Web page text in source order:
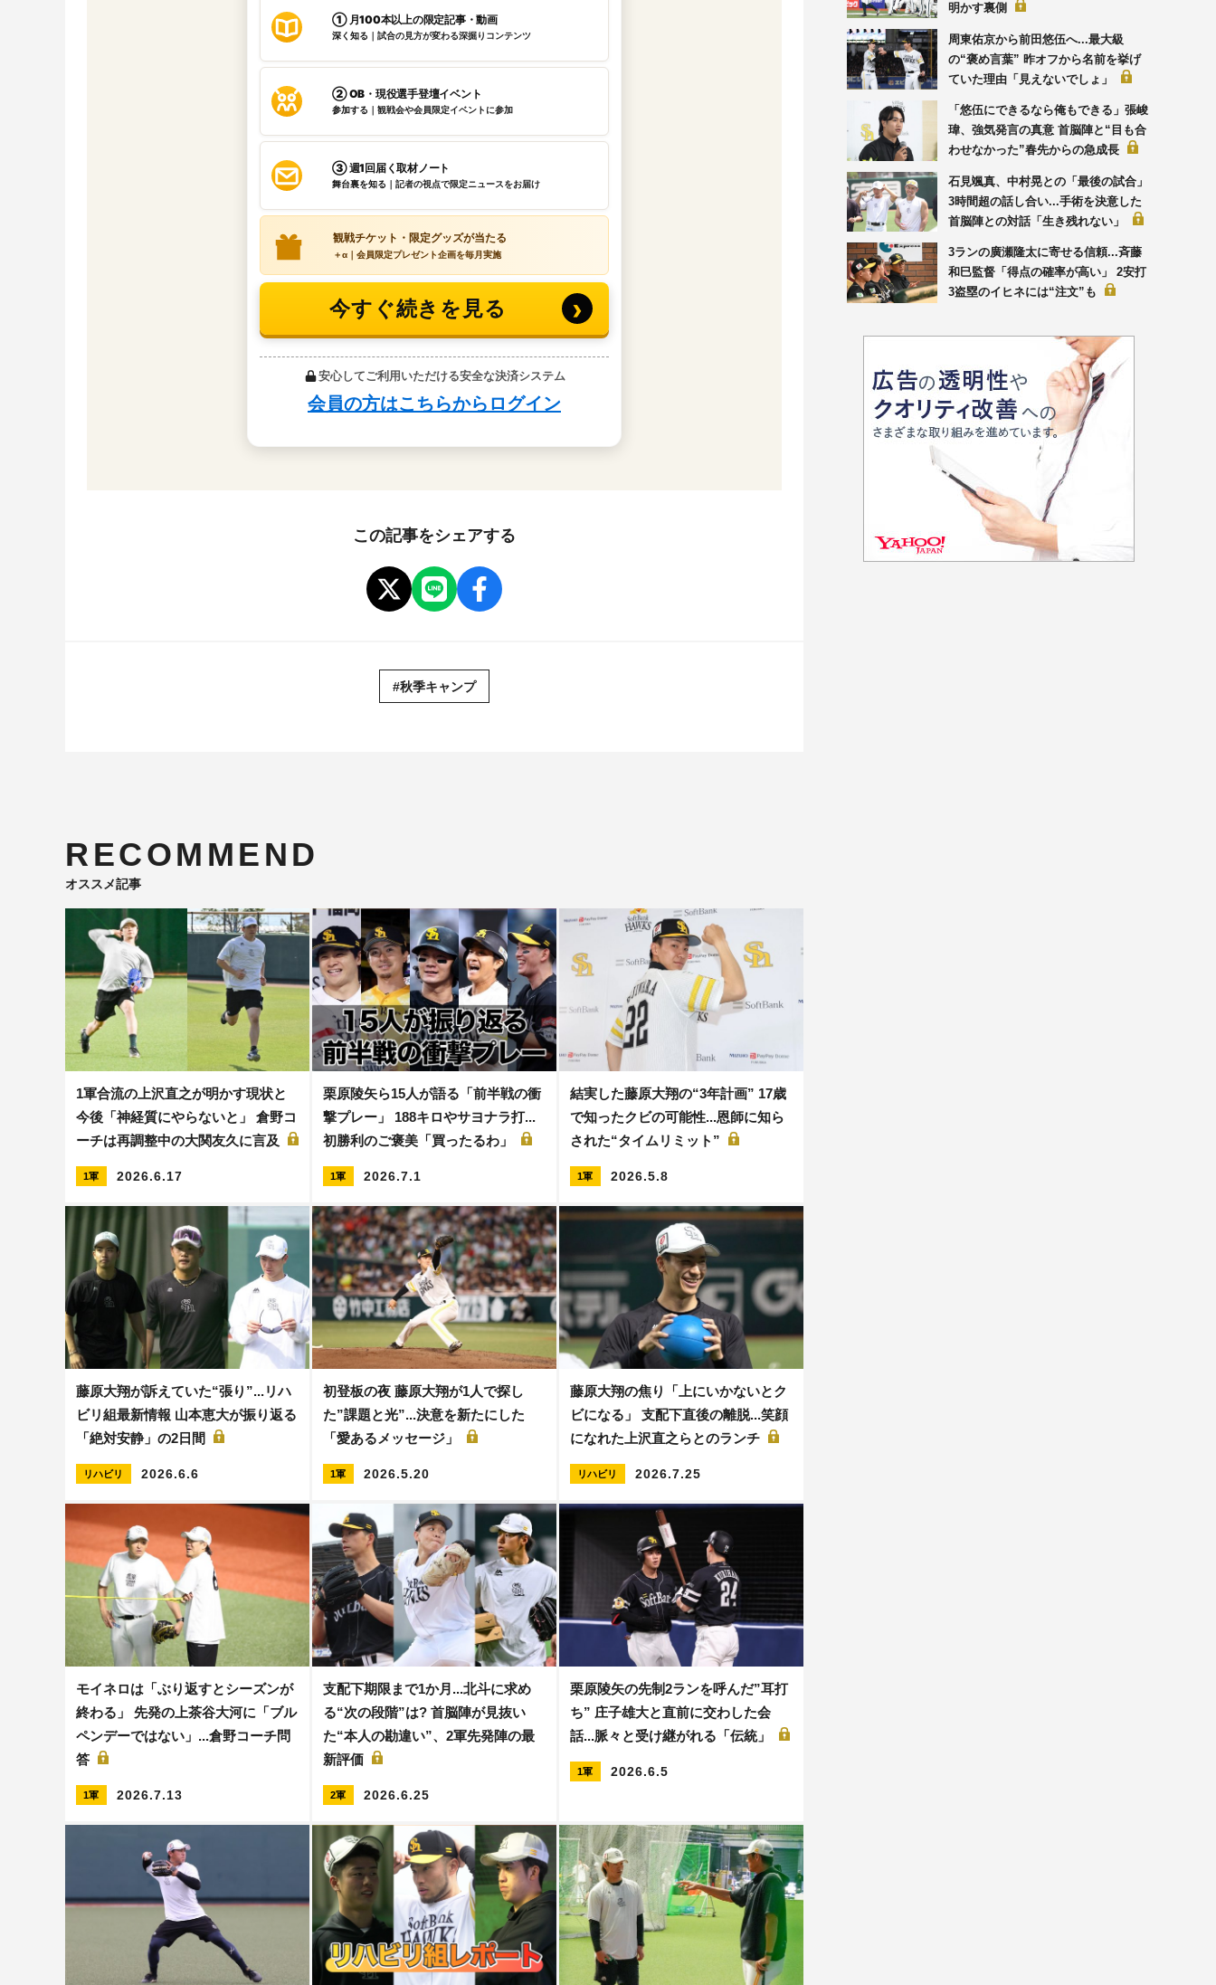
この記事をシェアする
#秋季キャンプ
RECOMMEND
オススメ記事
1軍合流の上沢直之が明かす現状と
今後「神経質にやらないと」 倉野コ
ーチは再調整中の大関友久に言及
1軍 2026.6.17
栗原陵矢ら15人が語る「前半戦の衝
撃プレー」 188キロやサヨナラ打...
初勝利のご褒美「買ったるわ」
1軍 2026.7.1
結実した藤原大翔の“3年計画” 17歳
で知ったクビの可能性...恩師に知ら
された“タイムリミット”
1軍 2026.5.8
藤原大翔が訴えていた“張り”...リハ
ビリ組最新情報 山本恵大が振り返る
「絶対安静」の2日間
リハビリ 2026.6.6
初登板の夜 藤原大翔が1人で探し
た”課題と光”...決意を新たにした
「愛あるメッセージ」
1軍 2026.5.20
藤原大翔の焦り「上にいかないとク
ビになる」 支配下直後の離脱...笑顔
になれた上沢直之らとのランチ
リハビリ 2026.7.25
モイネロは「ぶり返すとシーズンが
終わる」 先発の上茶谷大河に「ブル
ペンデーではない」...倉野コーチ問
答
1軍 2026.7.13
支配下期限まで1か月...北斗に求め
る“次の段階”は? 首脳陣が見抜い
た“本人の勘違い”、2軍先発陣の最
新評価
2軍 2026.6.25
栗原陵矢の先制2ランを呼んだ”耳打
ち” 庄子雄大と直前に交わした会
話...脈々と受け継がれる「伝統」
1軍 2026.6.5
明かす裏側
周東佑京から前田悠伍へ...最大級
の“褒め言葉” 昨オフから名前を挙げ
ていた理由「見えないでしょ」
「悠伍にできるなら俺もできる」張峻
瑋、強気発言の真意 首脳陣と“目も合
わせなかった”春先からの急成長
石見颯真、中村晃との「最後の試合」
3時間超の話し合い...手術を決意した
首脳陣との対話「生き残れない」
3ランの廣瀬隆太に寄せる信頼...斉藤
和巳監督「得点の確率が高い」 2安打
3盗塁のイヒネには“注文”も